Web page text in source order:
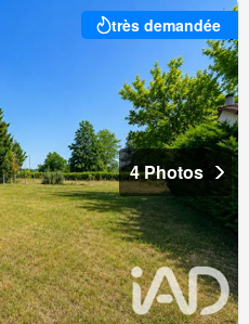
très demandée
4 Photos